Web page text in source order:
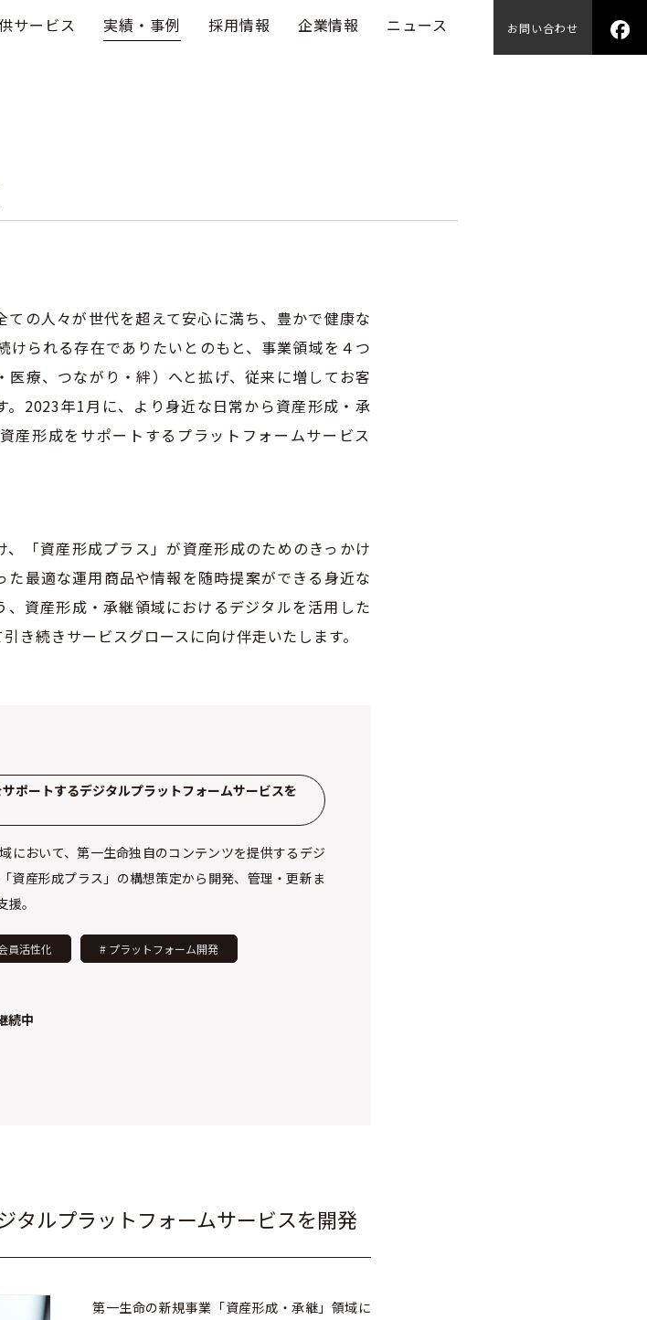
サービス 実績・事例 採用情報 企業情報 ニュース お問い合わせ
の人々が世代を超えて安心に満ち、豊かで健康な
られる存在でありたいとのもと、事業領域を４つ
療、つながり・絆）へと拡げ、従来に増してお客
2023年1月に、より身近な日常から資産形成・ 承
資産形成をサポートするプラットフォームサービス
「資産形成プラス」が資産形成のためのきっかけ
最適な運用商品や情報を随時提案ができる身近な
、資産形成・承継領域におけるデジタルを活用した
き続きサービスグロースに向け伴走いたします。
ポートするデジタルプラットフォームサービスを
において、第一生命独自のコンテンツを提供するデジ
資産形成プラス」の構想策定から開発、管理・更新ま
。
員活性化 # プラットフォーム開発
続中
タルプラットフォームサービスを開発
第一生命の新規事業「資産形成・承継」領域に